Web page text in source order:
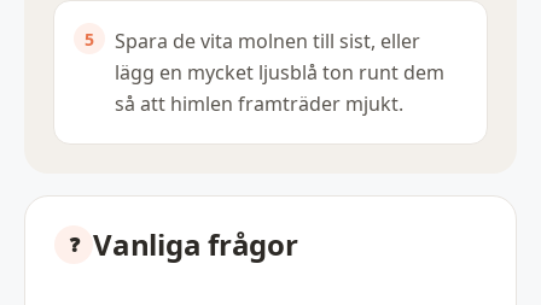
Spara de vita molnen till sist, eller
lägg en mycket ljusblå ton runt dem
så att himlen framträder mjukt.
Vanliga frågor